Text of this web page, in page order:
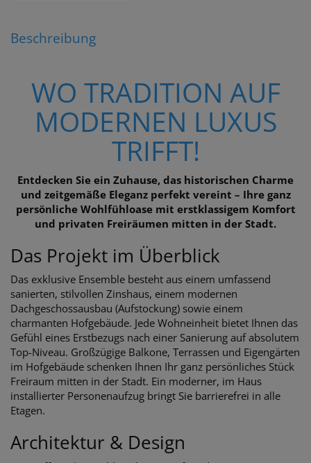
Beschreibung
WO TRADITION AUF
MODERNEN LUXUS
TRIFFT!
Entdecken Sie ein Zuhause, das historischen Charme
und zeitgemäße Eleganz perfekt vereint – Ihre ganz
persönliche Wohlfühloase mit erstklassigem Komfort
und privaten Freiräumen mitten in der Stadt.
Das Projekt im Überblick
Das exklusive Ensemble besteht aus einem umfassend
sanierten, stilvollen Zinshaus, einem modernen
Dachgeschossausbau (Aufstockung) sowie einem
charmanten Hofgebäude. Jede Wohneinheit bietet Ihnen das
Gefühl eines Erstbezugs nach einer Sanierung auf absolutem
Top-Niveau. Großzügige Balkone, Terrassen und Eigengärten
im Hofgebäude schenken Ihnen Ihr ganz persönliches Stück
Freiraum mitten in der Stadt. Ein moderner, im Haus
installierter Personenaufzug bringt Sie barrierefrei in alle
Etagen.
Architektur & Design